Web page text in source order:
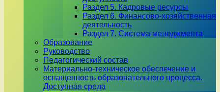
Раздел 5. Кадровые ресурсы
Раздел 6. Финансово-хозяйственная
деятельность
Раздел 7. Система менеджмента
Образование
Руководство
Педагогический состав
Материально-техническое обеспечение и
оснащенность образовательного процесса.
Доступная среда